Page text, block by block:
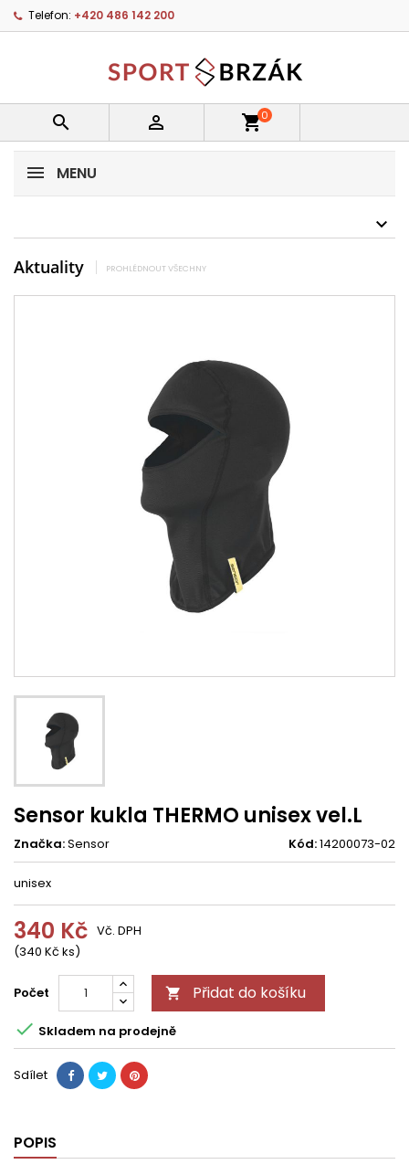
Telefon: +420 486 142 200
  shopping_cart0
MENU
Aktuality PROHLÉDNOUT VŠECHNY
Sensor kukla THERMO unisex vel.L
Značka:Sensor Kód:14200073-02
unisex
340 Kč
(340 Kč ks)
Vč. DPH
Počet  Přidat do košíku
 Skladem na prodejně
Sdílet
POPIS